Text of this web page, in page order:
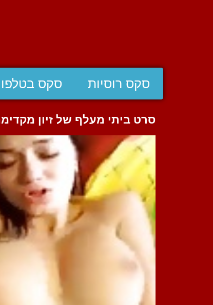
סקס רוסיות סקס
סרט ביתי מעלף של זיון